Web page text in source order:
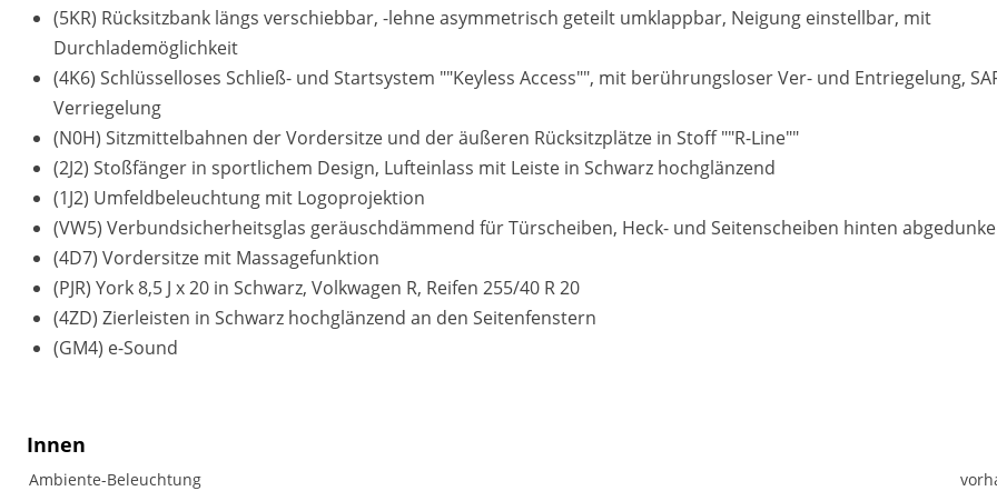
(5KR) Rücksitzbank längs verschiebbar, -lehne asymmetrisch geteilt umklappbar, Neigung einstellbar, mit
Durchlademöglichkeit
(4K6) Schlüsselloses Schließ- und Startsystem ""Keyless Access"", mit berührungsloser Ver- und Entriegelung,
Verriegelung
(N0H) Sitzmittelbahnen der Vordersitze und der äußeren Rücksitzplätze in Stoff ""R-Line""
(2J2) Stoßfänger in sportlichem Design, Lufteinlass mit Leiste in Schwarz hochglänzend
(1J2) Umfeldbeleuchtung mit Logoprojektion
(VW5) Verbundsicherheitsglas geräuschdämmend für Türscheiben, Heck- und Seitenscheiben hinten
(4D7) Vordersitze mit Massagefunktion
(PJR) York 8,5 J x 20 in Schwarz, Volkwagen R, Reifen 255/40 R 20
(4ZD) Zierleisten in Schwarz hochglänzend an den Seitenfenstern
(GM4) e-Sound
Innen
Ambiente-Beleuchtung